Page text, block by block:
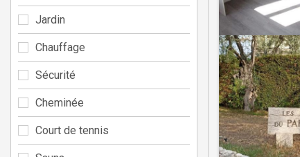
Jardin
Chauffage
Sécurité
Cheminée
Court de tennis